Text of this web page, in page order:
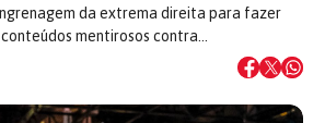
da extrema direita para fazer
mentirosos contra…